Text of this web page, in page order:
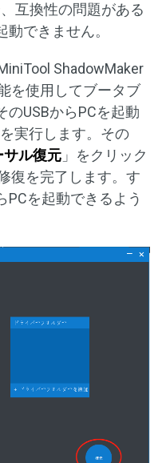
互換性の問題がある
できません。
ShadowMaker
を使用してブータブ
のUSBからPCを起動
実行します。その
サル復元 」をクリック
復を完了します。す
PCを起動できるよう